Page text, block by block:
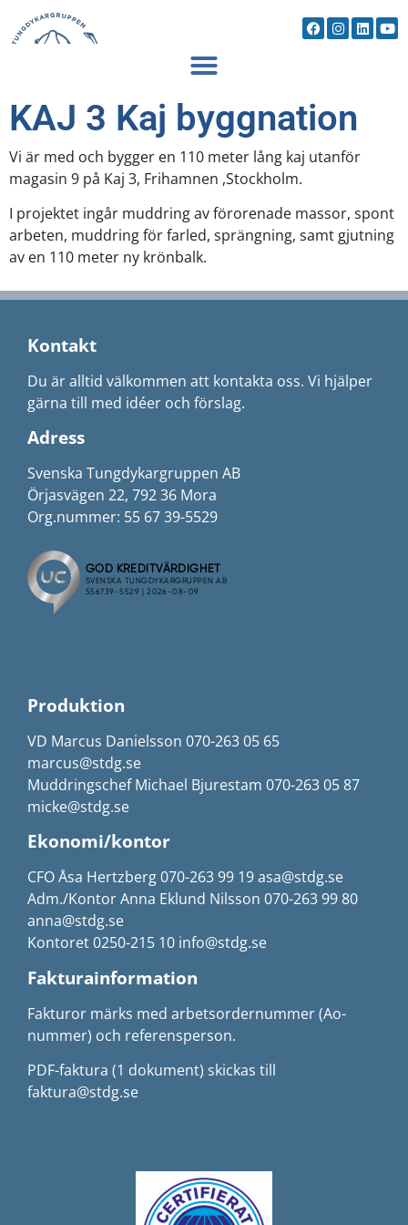
KAJ 3 Kaj byggnation
Vi är med och bygger en 110 meter lång kaj utanför
magasin 9 på Kaj 3, Frihamnen ,Stockholm.
I projektet ingår muddring av förorenade massor, spont
arbeten, muddring för farled, sprängning, samt gjutning
av en 110 meter ny krönbalk.
Kontakt
Du är alltid välkommen att kontakta oss. Vi hjälper
gärna till med idéer och förslag.
Adress
Svenska Tungdykargruppen AB
Örjasvägen 22, 792 36 Mora
Org.nummer: 55 67 39-5529
Produktion
VD Marcus Danielsson 070-263 05 65
marcus@stdg.se
Muddringschef Michael Bjurestam 070-263 05 87
micke@stdg.se
Ekonomi/kontor
CFO Åsa Hertzberg 070-263 99 19 asa@stdg.se
Adm./Kontor Anna Eklund Nilsson 070-263 99 80
anna@stdg.se
Kontoret 0250-215 10 info@stdg.se
Fakturainformation
Fakturor märks med arbetsordernummer (Ao-
nummer) och referensperson.
PDF-faktura (1 dokument) skickas till
faktura@stdg.se